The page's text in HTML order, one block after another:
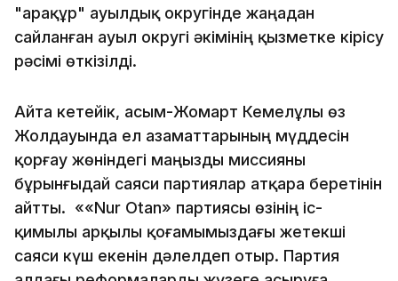
"Қарақұр" ауылдық округінде жаңадан
сайланған ауыл округі әкімінің қызметке кірісу
рәсімі өткізілді.
Айта кетейік, Қасым-Жомарт Кемелұлы өз
Жолдауында ел азаматтарының мүддесін
қорғау жөніндегі маңызды миссияны
бұрынғыдай саяси партиялар атқара беретінін
айтты. ««Nur Otan» партиясы өзінің іс-
қимылы арқылы қоғамымыздағы жетекші
саяси күш екенін дәлелдеп отыр. Партия